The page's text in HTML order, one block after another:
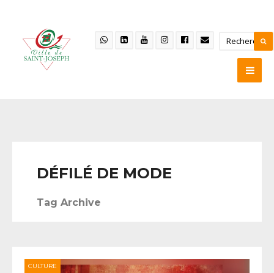
DÉFILÉ DE MODE
Tag Archive
CULTURE